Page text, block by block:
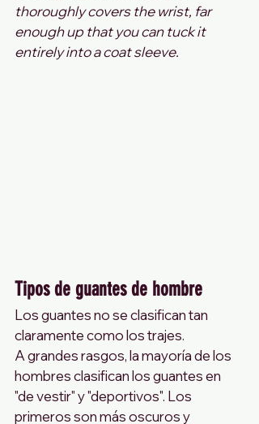
thoroughly covers the wrist, far
enough up that you can tuck it
entirely into a coat sleeve.
Tipos de guantes de hombre
Los guantes no se clasifican tan
claramente como los trajes.
A grandes rasgos, la mayoría de los
hombres clasifican los guantes en
"de vestir" y "deportivos". Los
primeros son más oscuros y